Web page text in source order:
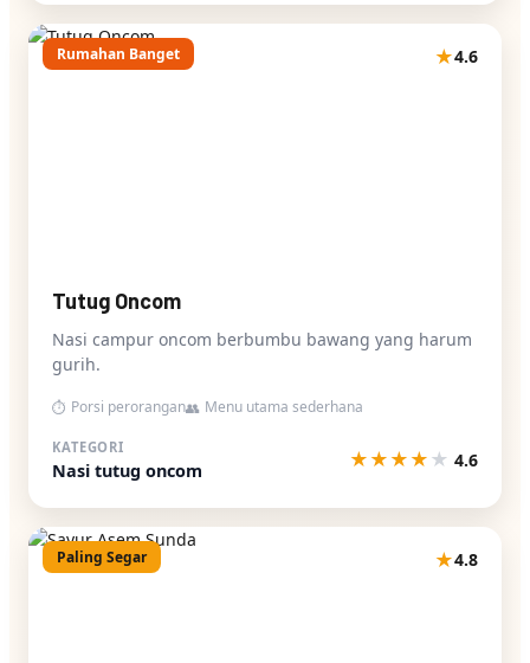
Rumahan Banget ★4.6
Tutug Oncom
Nasi campur oncom berbumbu bawang yang harum
gurih.
⏱ Porsi perorangan👥 Menu utama sederhana
KATEGORI
Nasi tutug oncom ★★★★★ 4.6
Paling Segar ★4.8